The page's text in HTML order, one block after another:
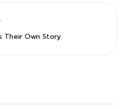
Their Own Story